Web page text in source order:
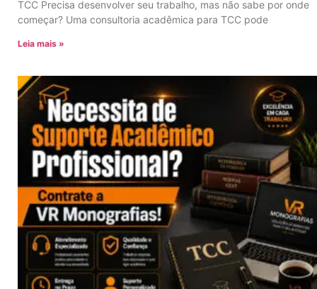
TCC Precisa desenvolver seu trabalho, mas não sabe por onde
começar? Uma consultoria acadêmica para TCC pode
Leia mais »